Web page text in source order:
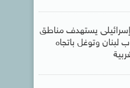
يستهدف مناطق
لبنان وتوغل باتجاه